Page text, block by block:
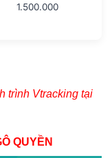
1.500.000
trình Vtracking tại
QUYỀN